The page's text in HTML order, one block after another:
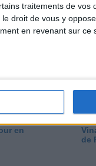
traitements de
droit de vous y
en revenant sur
en
de